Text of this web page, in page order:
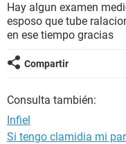
BIENESTAR
Hay algun examen
esposo que tube
en ese tiempo gracias
Compartir
Consulta también:
Infiel
Si tengo clamidia mi